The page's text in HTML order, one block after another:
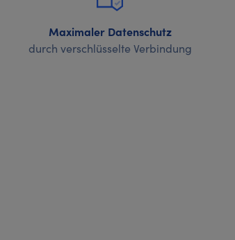
Maximaler Datenschutz
durch verschlüsselte Verbindung